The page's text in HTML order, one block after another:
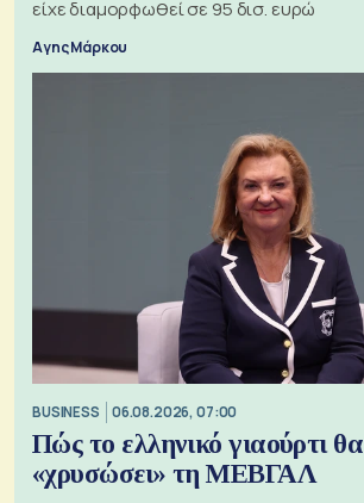
είχε διαμορφωθεί σε 95 δισ. ευρώ
Αγης Μάρκου
BUSINESS 06.08.2026, 07:00
Πώς το ελληνικό γιαούρτι θα
«χρυσώσει» τη ΜΕΒΓΑΛ